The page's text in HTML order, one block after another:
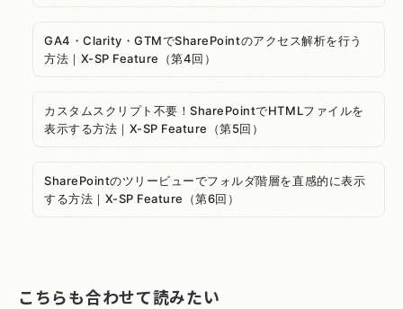
GA4・Clarity・GTMでSharePointのアクセス解析を行う
方法｜X-SP Feature（第4回）
カスタムスクリプト不要！SharePointでHTMLファイルを
表示する方法｜X-SP Feature（第5回）
SharePointのツリービューでフォルダ階層を直感的に表示
する方法｜X-SP Feature（第6回）
こちらも合わせて読みたい